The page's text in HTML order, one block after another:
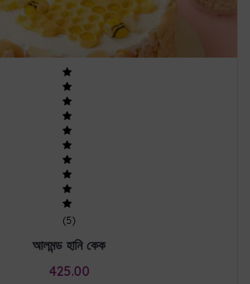
(5)
আলমন্ড হানি কেক
425.00